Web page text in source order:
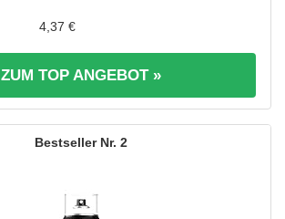
4,37 €
ZUM TOP ANGEBOT »
2